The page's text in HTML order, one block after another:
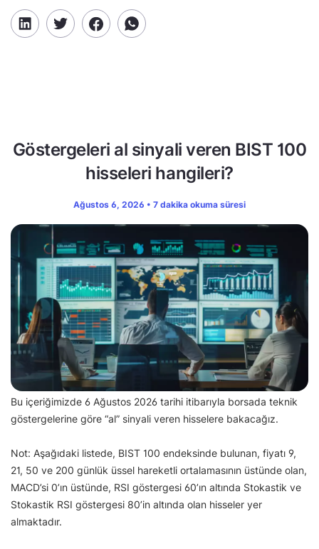
Göstergeleri al sinyali veren BIST 100
hisseleri hangileri?
Ağustos 6, 2026 • 7 dakika okuma süresi
Bu içeriğimizde 6 Ağustos 2026 tarihi itibarıyla borsada teknik
göstergelerine göre “al” sinyali veren hisselere bakacağız.
Not: Aşağıdaki listede, BIST 100 endeksinde bulunan, fiyatı 9,
21, 50 ve 200 günlük üssel hareketli ortalamasının üstünde olan,
MACD’si 0’ın üstünde, RSI göstergesi 60’ın altında Stokastik ve
Stokastik RSI göstergesi 80’in altında olan hisseler yer
almaktadır.